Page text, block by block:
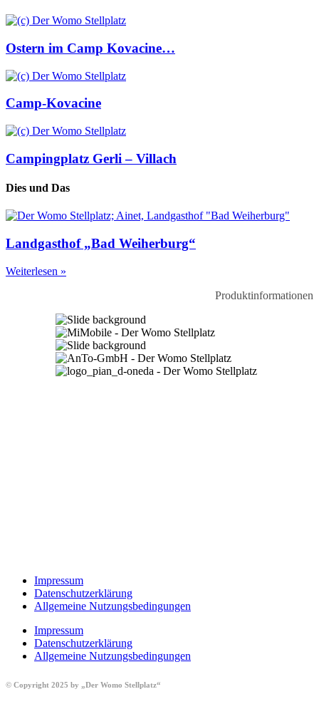
Ostern im Camp Kovacine…
Camp-Kovacine
Campingplatz Gerli – Villach
Dies und Das
Landgasthof „Bad Weiherburg“
Weiterlesen »
Produktinformationen
Impressum
Datenschutzerklärung
Allgemeine Nutzungsbedingungen
Impressum
Datenschutzerklärung
Allgemeine Nutzungsbedingungen
© Copyright 2025 by „Der Womo Stellplatz“